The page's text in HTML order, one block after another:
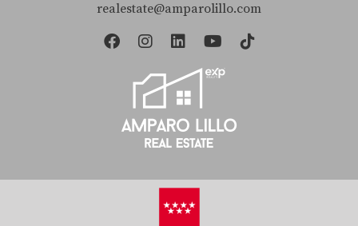
realestate@amparolillo.com